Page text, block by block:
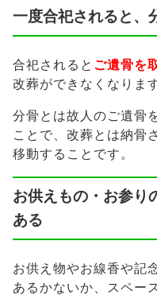
一度合祀されると、
合祀されると ご遺骨を
改葬ができなくなりま
分骨とは故人のご遺骨
ことで、改葬とは納骨
移動することです。
お供えもの・お参り
ある
お供え物やお線香や記
あるかないか、スペー